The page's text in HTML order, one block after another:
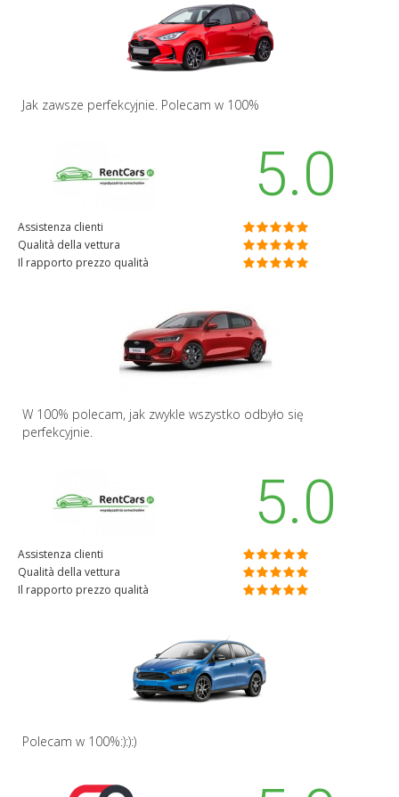
Jak zawsze perfekcyjnie. Polecam w 100%
5.0
Assistenza clienti
Qualità della vettura
Il rapporto prezzo qualità
W 100% polecam, jak zwykle wszystko odbyło się
perfekcyjnie.
5.0
Assistenza clienti
Qualità della vettura
Il rapporto prezzo qualità
Polecam w 100%:):):)